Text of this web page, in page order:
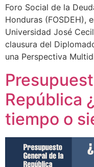
Foro Social de la
Honduras (FOSDEH),
Universidad José
clausura del
una Perspectiva
República
tiempo o